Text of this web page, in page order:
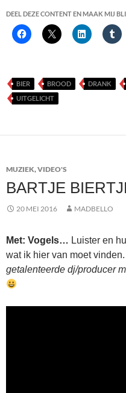
DEEL DEZE CONTENT EN MAAK MIJ
BIER BROOD DRANK
UITGELICHT
MUZIEK,VIDEO'S
BARTJE
20 MEI 2016 MADBELLO
Met: Vogels… Luister en
wat ik hier van moet vinden.
getalenteerde dj/producer